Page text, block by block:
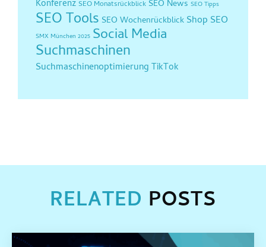
Konferenz SEO Monatsrückblick SEO News SEO Tipps
SEO Tools SEO Wochenrückblick Shop SEO
SMX München 2025 Social Media
Suchmaschinen
Suchmaschinenoptimierung TikTok
RELATED POSTS